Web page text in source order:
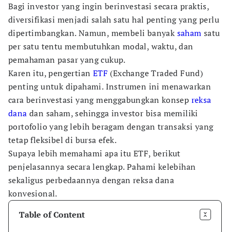
Bagi investor yang ingin berinvestasi secara praktis,
diversifikasi menjadi salah satu hal penting yang perlu
dipertimbangkan. Namun, membeli banyaksaham satu
per satu tentu membutuhkan modal, waktu, dan
pemahaman pasar yang cukup.
Karen itu, pengertian ETF (Exchange Traded Fund)
penting untuk dipahami. Instrumen ini menawarkan
cara berinvestasi yang menggabungkan konsep reksa
dana dan saham, sehingga investor bisa memiliki
portofolio yang lebih beragam dengan transaksi yang
tetap fleksibel di bursa efek.
Supaya lebih memahami apa itu ETF, berikut
penjelasannya secara lengkap. Pahami kelebihan
sekaligus perbedaannya dengan reksa dana
konvesional.
Table of Content